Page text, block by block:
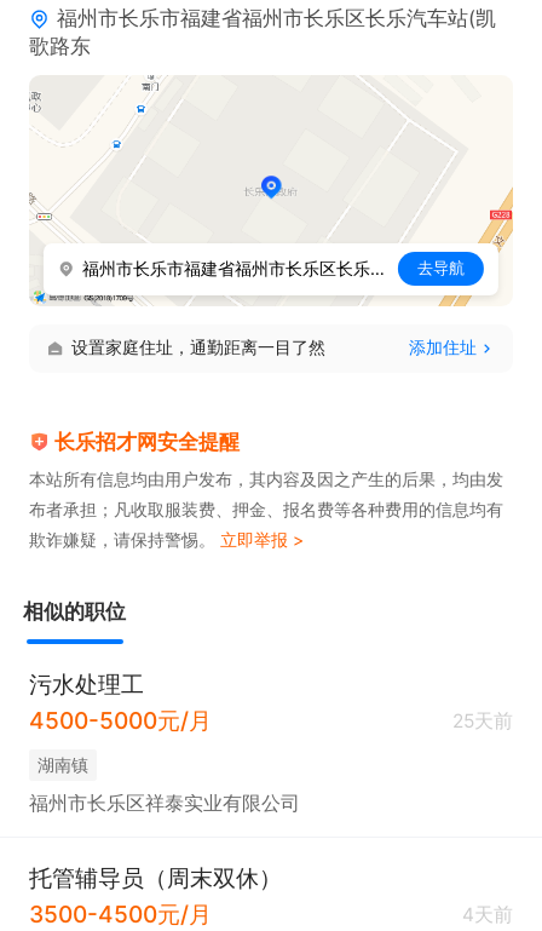
福州市长乐市福建省福州市长乐区长乐汽车站(凯
歌路东
福州市长乐市福建省福州市长乐区长乐汽车站(凯歌路东 去导航
设置家庭住址，通勤距离一目了然 添加住址
长乐招才网安全提醒
本站所有信息均由用户发布，其内容及因之产生的后果，均由发
布者承担；凡收取服装费、押金、报名费等各种费用的信息均有
欺诈嫌疑，请保持警惕。 立即举报 >
相似的职位
污水处理工
4500-5000元/月
25天前
​湖南镇
福州市长乐区祥泰实业有限公司
托管辅导员（周末双休）
3500-4500元/月
4天前